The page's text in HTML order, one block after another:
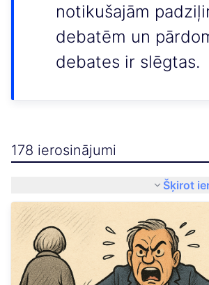
notikušajām
debatēm un
debates ir slēgtas.
178 ierosinājumi
Šķirot